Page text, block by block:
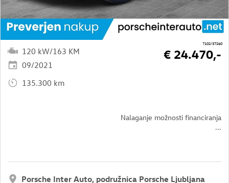
7102/37260
120 kW/163 KM
09/2021
135.300 km
Nalaganje možnosti financiranja
...
€ 24.470,-
Porsche Inter Auto, podružnica Porsche Ljubljana